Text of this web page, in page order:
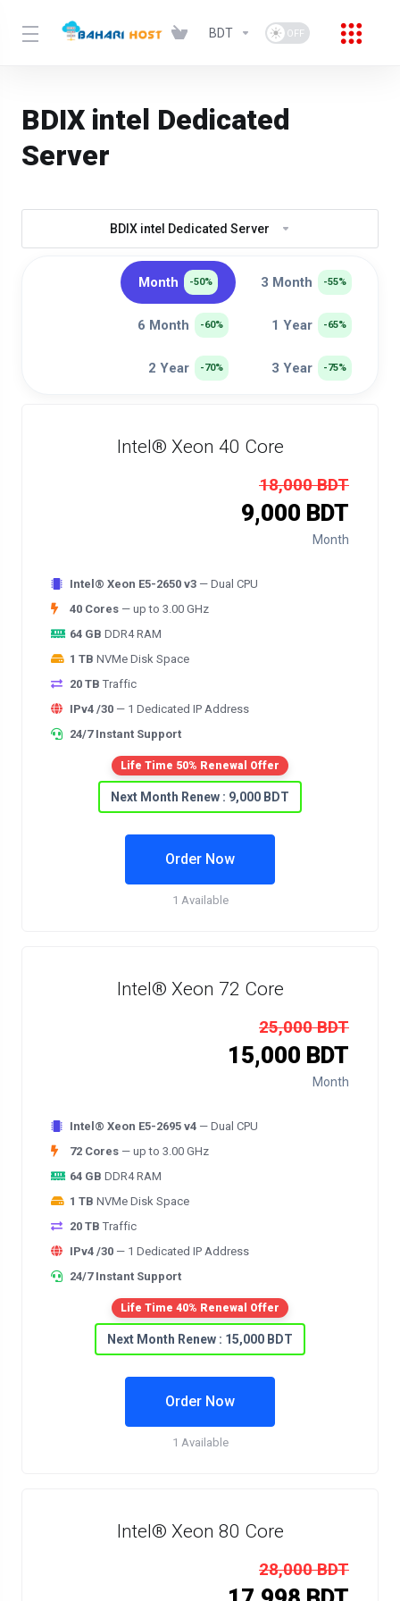
BDT
BDIX intel Dedicated
Server
BDIX intel Dedicated Server
Month -50% 3 Month -55%
6 Month -60% 1 Year -65%
2 Year -70% 3 Year -75%
Intel® Xeon 40 Core
18,000 BDT
9,000 BDT
Month
Intel® Xeon E5-2650 v3 — Dual CPU
40 Cores — up to 3.00 GHz
64 GB DDR4 RAM
1 TB NVMe Disk Space
20 TB Traffic
IPv4 /30 — 1 Dedicated IP Address
24/7 Instant Support
Life Time 50% Renewal Offer
Next Month Renew : 9,000 BDT
Order Now
1 Available
Intel® Xeon 72 Core
25,000 BDT
15,000 BDT
Month
Intel® Xeon E5-2695 v4 — Dual CPU
72 Cores — up to 3.00 GHz
64 GB DDR4 RAM
1 TB NVMe Disk Space
20 TB Traffic
IPv4 /30 — 1 Dedicated IP Address
24/7 Instant Support
Life Time 40% Renewal Offer
Next Month Renew : 15,000 BDT
Order Now
1 Available
Intel® Xeon 80 Core
28,000 BDT